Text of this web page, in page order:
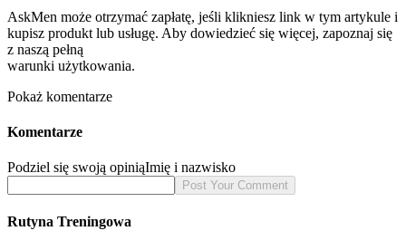
AskMen może otrzymać zapłatę, jeśli klikniesz link w tym artykule i
kupisz produkt lub usługę. Aby dowiedzieć się więcej, zapoznaj się
z naszą pełną
warunki użytkowania.
Pokaż komentarze
Komentarze
Podziel się swoją opiniąImię i nazwisko
Rutyna Treningowa